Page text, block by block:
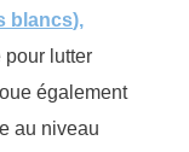
blancs),
pour lutter
également
au niveau